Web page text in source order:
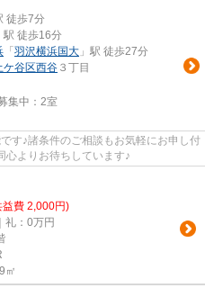
徒歩7分
駅 徒歩16分
「 羽沢横浜国大 」駅 徒歩27分
ケ谷区西谷 ３丁目
集中： 2室
す♪諸条件のご相談もお気軽にお申し付
心よりお待ちしています♪
費 2,000円)
礼：0万円
㎡